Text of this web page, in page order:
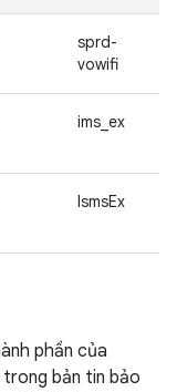
sprd-
vowifi
ims_ex
IsmsEx
phần của
bản tin bảo